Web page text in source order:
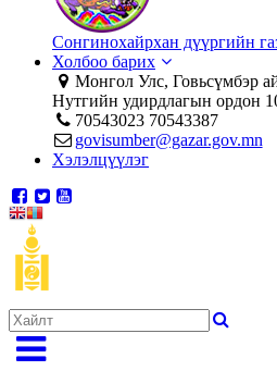
Сонгинохайрхан дүүргийн
Холбоо барих
Монгол Улс, Говьсүмбэр
Нутгийн удирдлагын ордон
70543023 70543387
govisumber@gazar.gov.mn
Хэлэлцүүлэг